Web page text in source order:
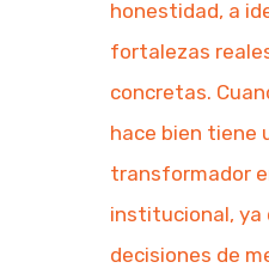
honestidad, a
fortalezas
concretas.
hace bien tiene
transformador
institucional, ya
decisiones de